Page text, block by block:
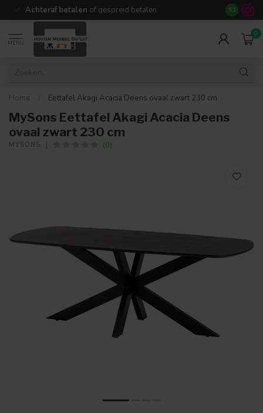
Achteraf betalen of gespreid betalen 14 dagen
9.3
MENU
0
Home Eettafel Akagi Acacia Deens ovaal zwart 230 cm
MySons Eettafel Akagi Acacia Deens
ovaal zwart 230 cm
MYSONS (0)